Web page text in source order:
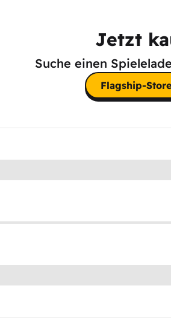
Jetzt
Suche einen
Flagship-